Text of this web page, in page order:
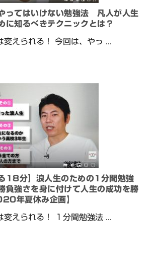
ってはいけない勉強法 凡人が人生
に知るべきテクニックとは？
変えられる！ 今回は、やっ ...
18分】浪人生のための1分間勉強
負強さを身に付けて人生の成功を勝
年夏休み企画】
変えられる！ １分間勉強法 ...